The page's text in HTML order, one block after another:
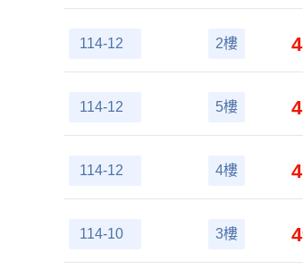
114-12 2樓
114-12 5樓
114-12 4樓
114-10 3樓